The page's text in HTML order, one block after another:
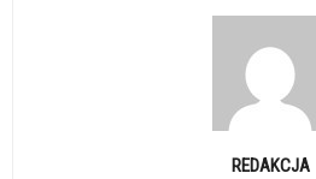
REDAKCJA